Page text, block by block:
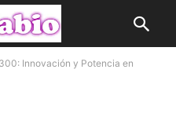
Innovación y Potencia en